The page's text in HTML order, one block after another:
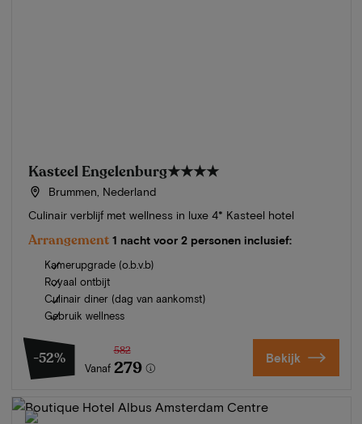
Kasteel Engelenburg★★★★
Brummen, Nederland
Culinair verblijf met wellness in luxe 4* Kasteel hotel
Arrangement 1 nacht voor 2 personen inclusief:
Kamerupgrade (o.b.v.b)
Royaal ontbijt
Culinair diner (dag van aankomst)
Gebruik wellness
-52%
Vanaf
582
279 Bekijk